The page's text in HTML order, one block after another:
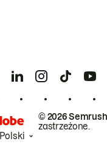
© 2026
zastrzeżone.
Polski